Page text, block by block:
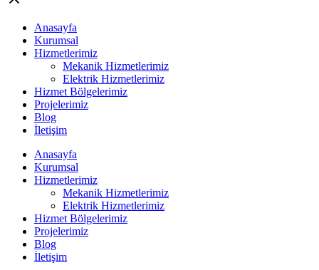
Anasayfa
Kurumsal
Hizmetlerimiz
Mekanik Hizmetlerimiz
Elektrik Hizmetlerimiz
Hizmet Bölgelerimiz
Projelerimiz
Blog
İletişim
Anasayfa
Kurumsal
Hizmetlerimiz
Mekanik Hizmetlerimiz
Elektrik Hizmetlerimiz
Hizmet Bölgelerimiz
Projelerimiz
Blog
İletişim